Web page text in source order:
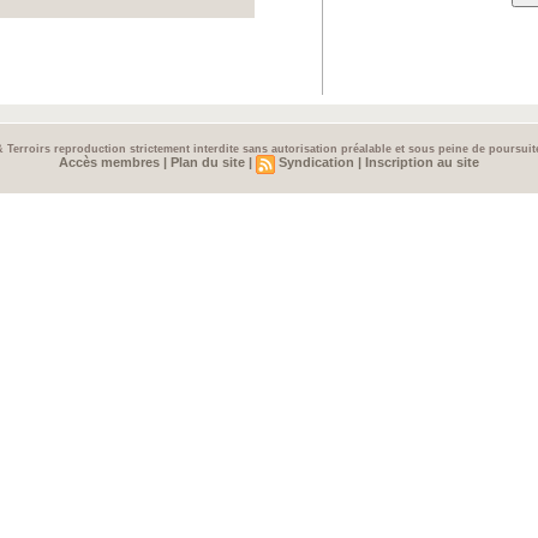
Terroirs reproduction strictement interdite sans autorisation préalable et sous peine de
Accès membres | Plan du site | Syndication | Inscription au site